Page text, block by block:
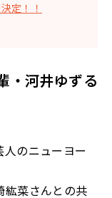
定！！
・河井ゆずる
のニューヨー
紘菜さんとの共